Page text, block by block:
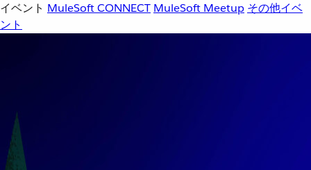
イベント MuleSoft CONNECT MuleSoft Meetup その他イベ
ント